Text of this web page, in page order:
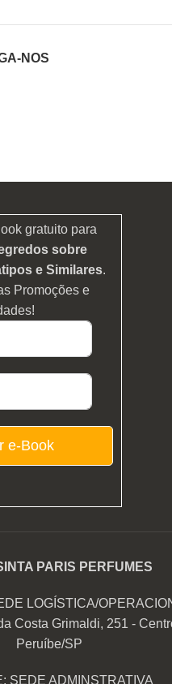
NOS
gratuito para
sobre
e Similares.
Promoções e
e-Book
PARIS PERFUMES
LOGÍSTICA/
Costa Grimaldi, 251 -
Peruíbe/SP
SEDE ADMINSTRATIVA